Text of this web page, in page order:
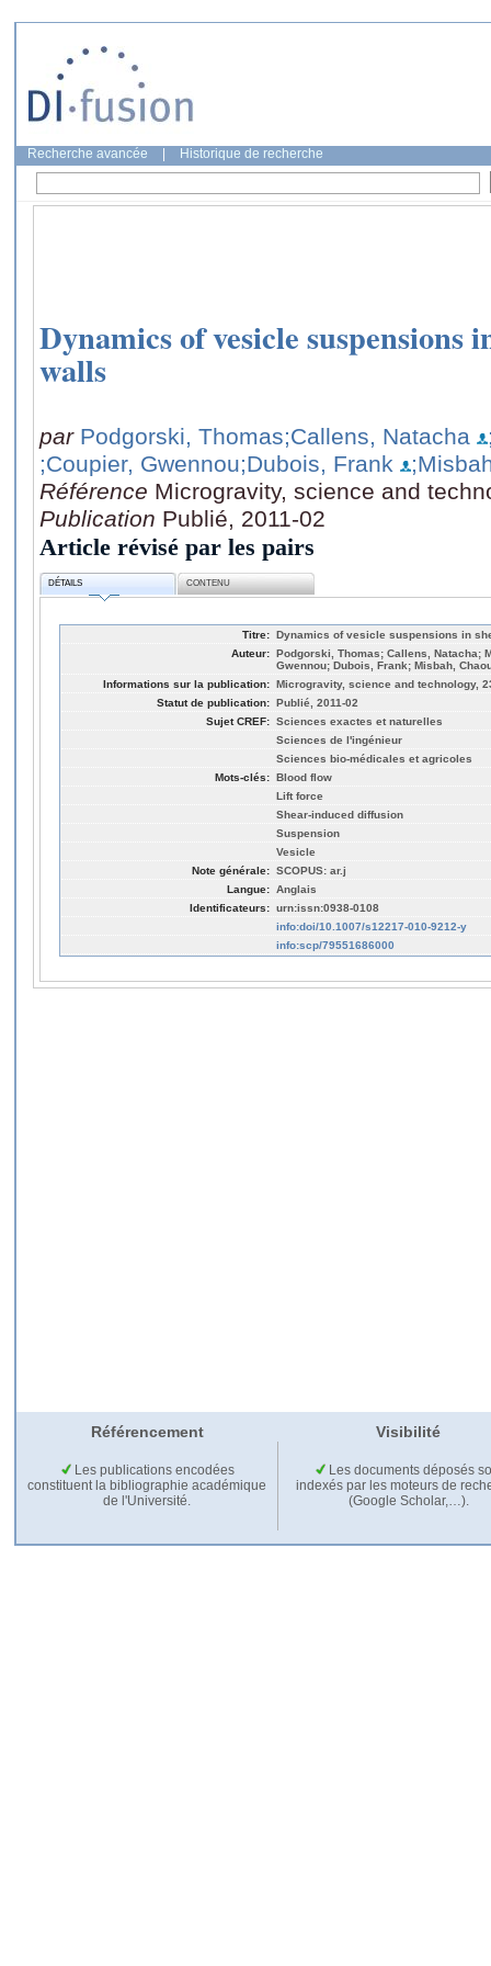
Recherche avancée Historique de recherche
Dynamics of vesicle suspensions
walls
par Podgorski, Thomas;Callens, Natacha
;Coupier, Gwennou;Dubois, Frank
Référence Microgravity, science and
Publication Publié, 2011-02
Article révisé par les pairs
DÉTAILS CONTENU
Titre: Dynamics of vesicle suspensions in
Auteur: Podgorski, Thomas; Callens, Natacha;
Gwennou; Dubois, Frank; Misbah,
Informations sur la publication: Microgravity, science and technology,
Statut de publication: Publié, 2011-02
Sujet CREF: Sciences exactes et naturelles
Sciences de l'ingénieur
Sciences bio-médicales et agricoles
Mots-clés: Blood flow
Lift force
Shear-induced diffusion
Suspension
Vesicle
Note générale: SCOPUS: ar.j
Langue: Anglais
Identificateurs: urn:issn:0938-0108
info:doi/10.1007/s12217-010-9212-y
info:scp/79551686000
Référencement Visibilité
Les publications encodées
constituent la bibliographie académique
de l'Université.
Les documents déposés
indexés par les moteurs de
(Google Scholar,…).